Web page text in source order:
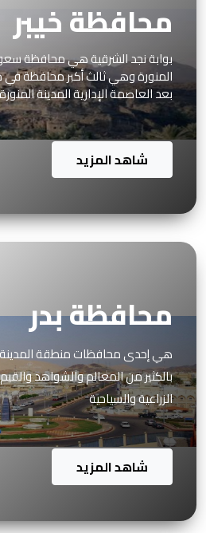
محافظة خيبر
بوابة نجد الشرقية هي محافظة
المنورة وهي ثالث أكبر محافظة في
بعد العاصمة الإدارية المدينة المنورة
شاهد المزيد
محافظة بدر
هي إحدى محافظات منطقة
بالكثير من المعالم والشواهد
الزراعية والسياحية
شاهد المزيد